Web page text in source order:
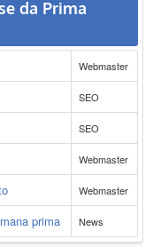
da Prima
Webmaster
SEO
SEO
Webmaster
Webmaster
prima News